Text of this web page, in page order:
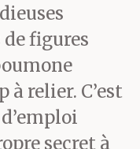
figures
à relier. C’est
secret à